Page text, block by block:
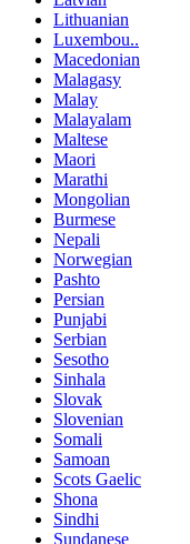
Lithuanian
Luxembou..
Macedonian
Malagasy
Malay
Malayalam
Maltese
Maori
Marathi
Mongolian
Burmese
Nepali
Norwegian
Pashto
Persian
Punjabi
Serbian
Sesotho
Sinhala
Slovak
Slovenian
Somali
Samoan
Scots Gaelic
Shona
Sindhi
Sundanese